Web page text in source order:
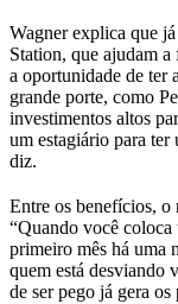
Wagner explica que
Station, que ajudam a
a oportunidade de ter
grande porte, como
investimentos altos
um estagiário para ter
diz.
Entre os benefícios, o
“Quando você coloca
primeiro mês há uma
quem está desviando
de ser pego já gera